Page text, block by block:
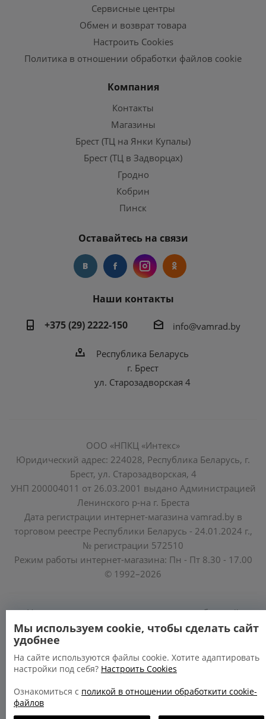
Сервисные центры
Обмен и возврат товара
Настроить Cookies
Политика в отношении обработки файлов cookie
Компания
Контакты
Магазины
Брест (ТЦ на Янки Купалы)
Брест (ТЦ в Задворцах)
Гродно
Кобрин
Пинск
Оставайтесь на связи
Наши контакты
+375 (29) 2222-150
info@vamrad.by
Республика Беларусь
г. Брест
ул. Старозадворская 4
ООО «НПКЦ «Интекс»
Юридический адрес: 224028, Республика Беларусь, г.
Брест, ул. Старозадворская, 4
УНП 200004011 от 26.03.2001 выдано Администрацией
Ленинского р-на г. Бреста
Дата регистрации интернет-магазина vamrad.by в
торговом реестре Республики Беларусь - 24.01.2024 г.,
№ регистрации 572510
Режим работы интернет-магазина: Пн - Пт 8.30 - 17.00
© 1992–2026
Уполномоченные по защите прав потребителей
облисполкомов, Минского горисполкома:
https://www.mart.gov.by/activity/zashchita-prav-
potrebiteley/
БРЕСТСКАЯ ОБЛАСТЬ тел. (80162) 26 97 69;
Мы используем cookie, чтобы сделать сайт
удобнее
На сайте используются файлы cookie. Хотите адаптировать
настройки под себя? Настроить Cookies
Ознакомиться с поликой в отношении обработкити cookie-
файлов